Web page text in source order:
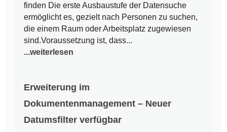
finden Die erste Ausbaustufe der Datensuche
ermöglicht es, gezielt nach Personen zu suchen,
die einem Raum oder Arbeitsplatz zugewiesen
sind.Voraussetzung ist, dass...
...weiterlesen
Erweiterung im
Dokumentenmanagement – Neuer
Datumsfilter verfügbar